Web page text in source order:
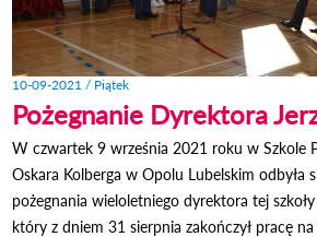
10-09-2021 / Piątek
Pożegnanie Dyrektora
W czwartek 9 września 2021 roku w Szkole
Oskara Kolberga w Opolu Lubelskim odbyła
pożegnania wieloletniego dyrektora tej
który z dniem 31 sierpnia zakończył pracę